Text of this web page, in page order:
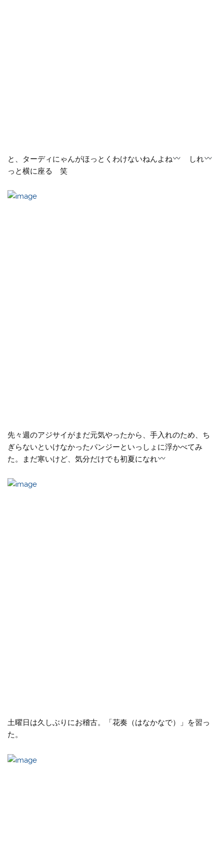
と、ターディにゃんがほっとくわけないねんよね
しれ
っと横に座る 笑
先々週のアジサイがまだ元気やったから、手入れのため、ち
ぎらないといけなかったパンジーといっしょに浮かべてみ
た。まだ寒いけど、気分だけでも初夏になれ
土曜日は久しぶりにお稽古。「花奏（はなかなで）」を習っ
た。